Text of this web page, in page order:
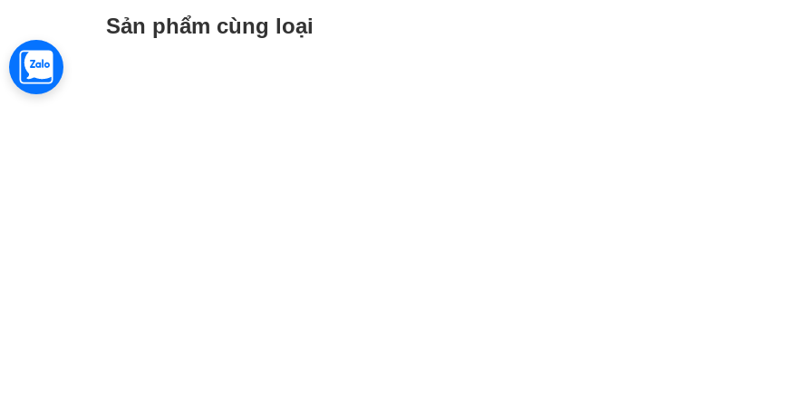
Sản phẩm cùng loại